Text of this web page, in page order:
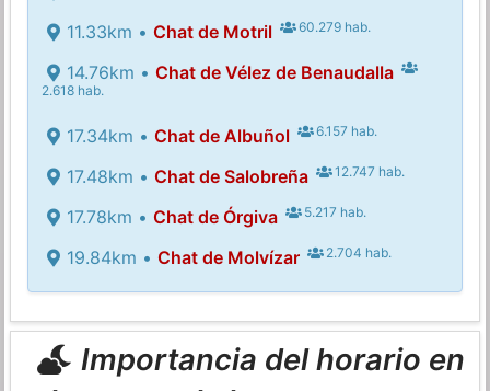
11.33km • Chat de Motril 60.279 hab.
14.76km • Chat de Vélez de Benaudalla
2.618 hab.
17.34km • Chat de Albuñol 6.157 hab.
17.48km • Chat de Salobreña 12.747 hab.
17.78km • Chat de Órgiva 5.217 hab.
19.84km • Chat de Molvízar 2.704 hab.
Importancia del horario en